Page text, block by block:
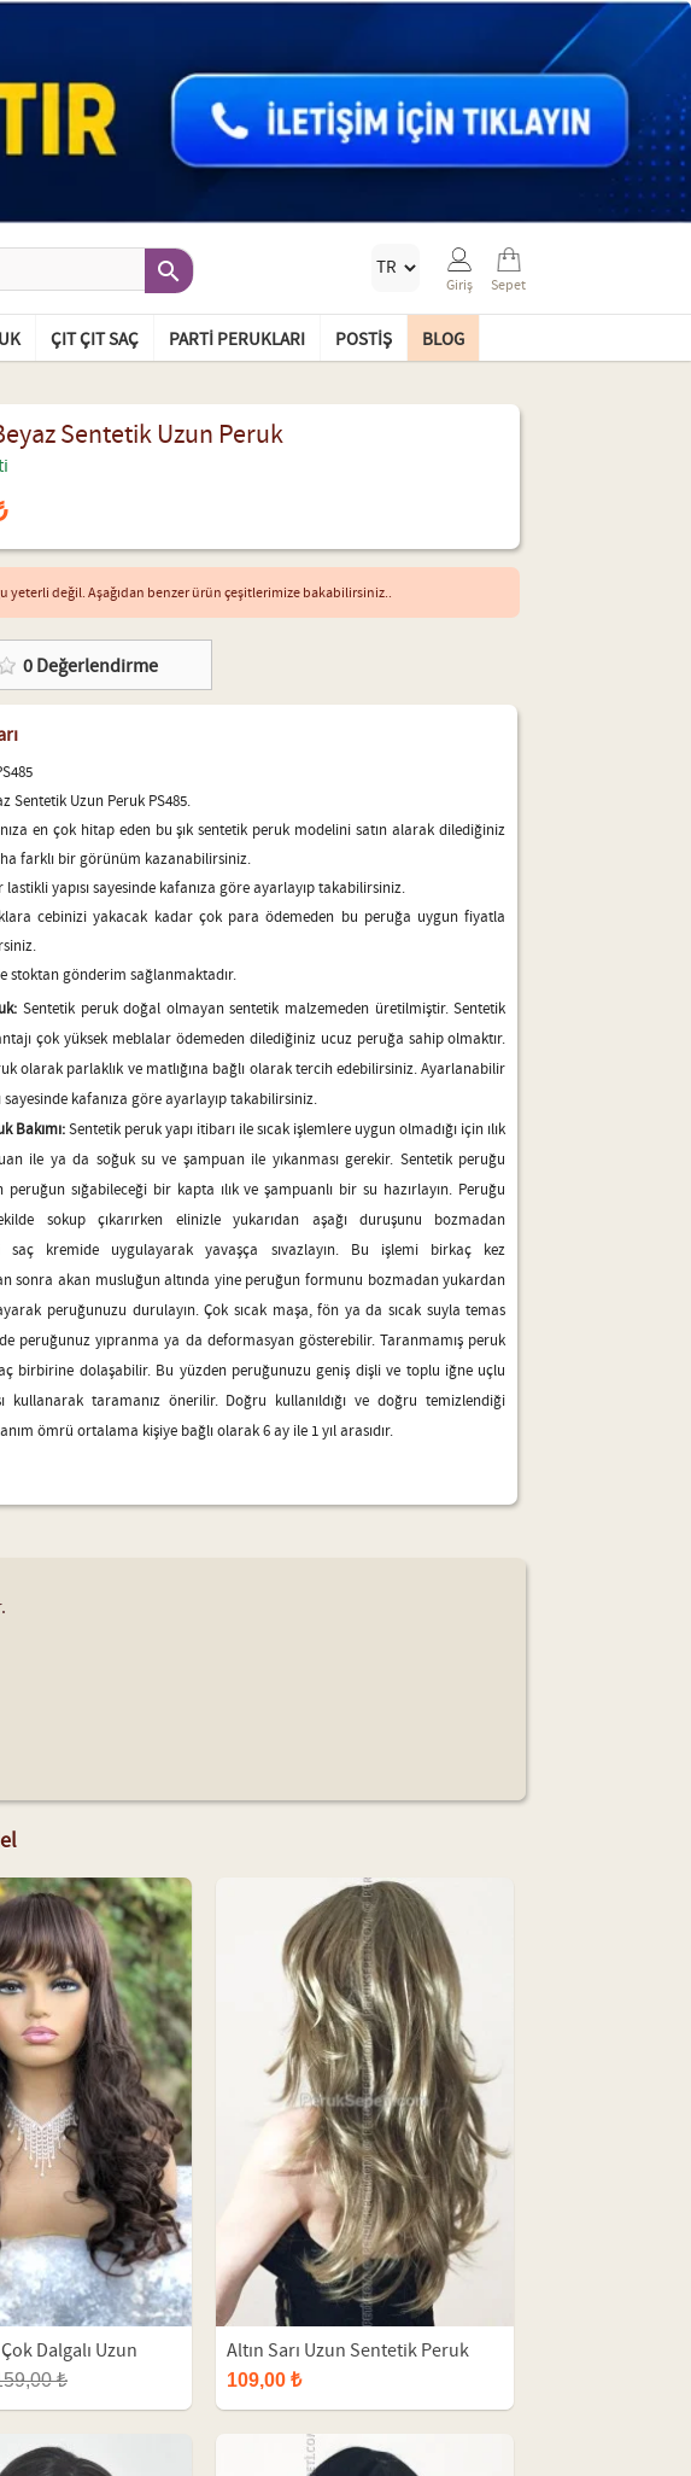
 Giriş Sepet
ÇIT ÇIT SAÇ PARTI PERUKLARI POSTIŞ BLOG
Sentetik Uzun Peruk
yeterli değil. Aşağıdan benzer ürün çeşitlerimize bakabilirsiniz..
0Değerlendirme
Sentetik Uzun Peruk PS485.
en çok hitap eden bu şık sentetik peruk modelini satın alarak dilediğiniz
farklı bir görünüm kazanabilirsiniz.
yapısı sayesinde kafanıza göre ayarlayıp takabilirsiniz.
cebinizi yakacak kadar çok para ödemeden bu peruğa uygun fiyatla
stoktan gönderim sağlanmaktadır.
Sentetik peruk doğal olmayan sentetik malzemeden üretilmiştir. Sentetik
çok yüksek meblalar ödemeden dilediğiniz ucuz peruğa sahip olmaktır.
olarak parlaklık ve matlığına bağlı olarak tercih edebilirsiniz. Ayarlanabilir
sayesinde kafanıza göre ayarlayıp takabilirsiniz.
Bakımı:Sentetik peruk yapı itibarı ile sıcak işlemlere uygun olmadığı için ılık
ile ya da soğuk su ve şampuan ile yıkanması gerekir. Sentetik peruğu
peruğun sığabileceği bir kapta ılık ve şampuanlı bir su hazırlayın. Peruğu
sokup çıkarırken elinizle yukarıdan aşağı duruşunu bozmadan
saç kremide uygulayarak yavaşça sıvazlayın. Bu işlemi birkaç kez
sonra akan musluğun altında yine peruğun formunu bozmadan yukardan
peruğunuzu durulayın. Çok sıcak maşa, fön ya da sıcak suyla temas
peruğunuz yıpranma ya da deformasyan gösterebilir. Taranmamış peruk
birbirine dolaşabilir. Bu yüzden peruğunuzu geniş dişli ve toplu iğne uçlu
kullanarak taramanız önerilir. Doğru kullanıldığı ve doğru temizlendiği
ömrü ortalama kişiye bağlı olarak 6 ay ile 1 yıl arasıdır.
Dalgalı Uzun
₺
Altın Sarı Uzun Sentetik Peruk
109,00 ₺